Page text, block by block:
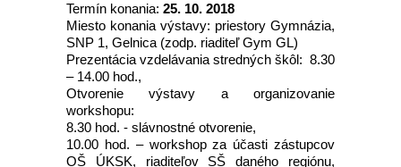
Termín konania: 25. 10. 2018
Miesto konania výstavy: priestory Gymnázia,
SNP 1, Gelnica (zodp. riaditeľ Gym GL)
Prezentácia vzdelávania stredných škôl: 8.30
– 14.00 hod.,
Otvorenie výstavy a organizovanie
workshopu:
8.30 hod. - slávnostné otvorenie,
10.00 hod. – workshop za účasti zástupcov
OŠ ÚKSK, riaditeľov SŠ daného regiónu,